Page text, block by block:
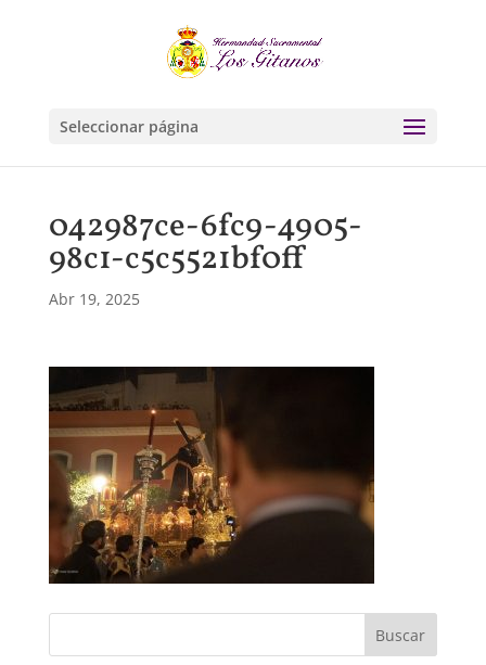
Seleccionar página
042987ce-6fc9-4905-
98c1-c5c5521bf0ff
Abr 19, 2025